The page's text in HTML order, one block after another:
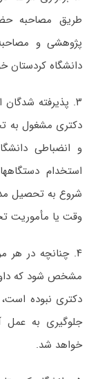
طریق مصاحبه
پژوهشی و
دانشگاه کردستان
۳. پذیرفته
دکتری مشغول به
و انضباطی
استخدام
شروع به تحصیل
وقت یا مأموریت
۴. چنانچه در هر
مشخص شود که
دکتری نبوده
جلوگیری به عمل
خواهد شد.